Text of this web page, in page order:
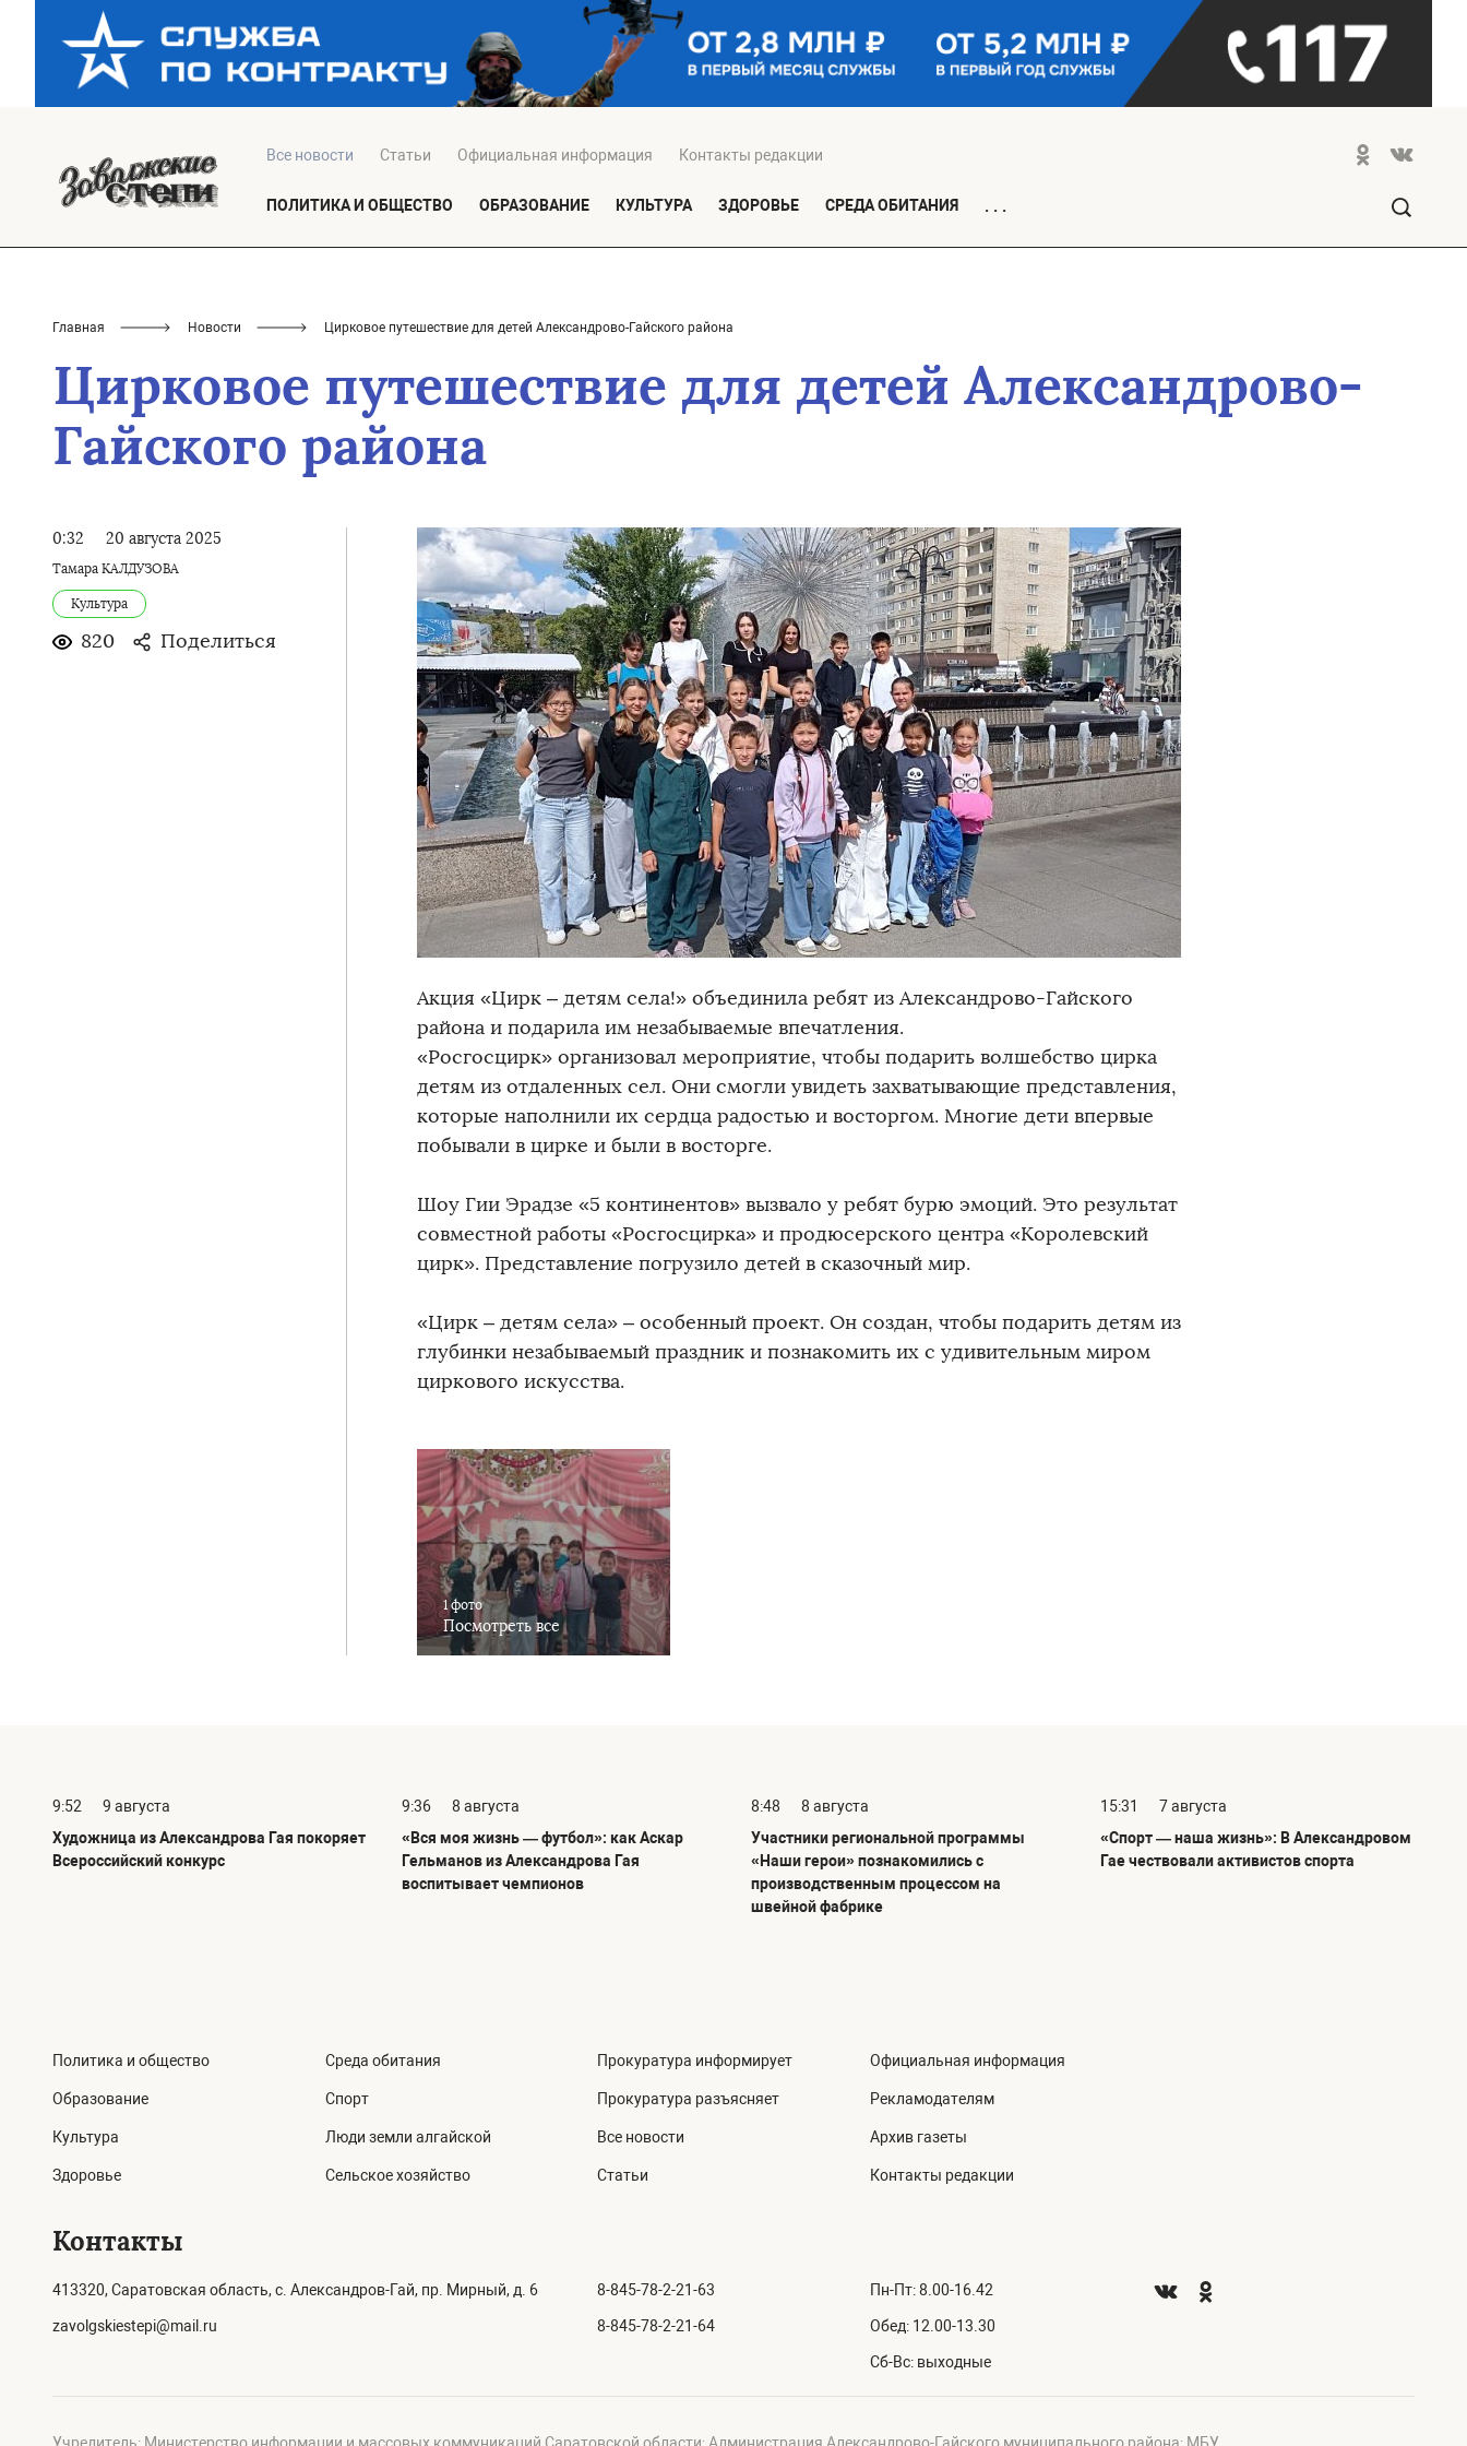
Все новости Статьи Официальная информация Контакты редакции
ПОЛИТИКА И ОБЩЕСТВО ОБРАЗОВАНИЕ КУЛЬТУРА ЗДОРОВЬЕ СРЕДА ОБИТАНИЯ . . .
Главная Новости Цирковое путешествие для детей Александрово-Гайского района
Цирковое путешествие для детей Александрово-
Гайского района
0:32 20 августа 2025
Тамара КАЛДУЗОВА
Культура
820 Поделиться
Акция «Цирк – детям села!» объединила ребят из Александрово-Гайского
района и подарила им незабываемые впечатления.
«Росгосцирк» организовал мероприятие, чтобы подарить волшебство цирка
детям из отдаленных сел. Они смогли увидеть захватывающие представления,
которые наполнили их сердца радостью и восторгом. Многие дети впервые
побывали в цирке и были в восторге.
Шоу Гии Эрадзе «5 континентов» вызвало у ребят бурю эмоций. Это результат
совместной работы «Росгосцирка» и продюсерского центра «Королевский
цирк». Представление погрузило детей в сказочный мир.
«Цирк – детям села» – особенный проект. Он создан, чтобы подарить детям из
глубинки незабываемый праздник и познакомить их с удивительным миром
циркового искусства.
1 фото
Посмотреть все
9:52
9 августа
Художница из Александрова Гая покоряет
Всероссийский конкурс
9:36
8 августа
«Вся моя жизнь — футбол»: как Аскар
Гельманов из Александрова Гая
воспитывает чемпионов
8:48
8 августа
Участники региональной программы
«Наши герои» познакомились с
производственным процессом на
швейной фабрике
15:31
7 августа
«Спорт — наша жизнь»: В Александровом
Гае чествовали активистов спорта
Политика и общество
Образование
Культура
Здоровье
Среда обитания
Спорт
Люди земли алгайской
Сельское хозяйство
Прокуратура информирует
Прокуратура разъясняет
Все новости
Статьи
Официальная информация
Рекламодателям
Архив газеты
Контакты редакции
Контакты
413320, Саратовская область, с. Александров-Гай, пр. Мирный, д. 6
zavolgskiestepi@mail.ru
8-845-78-2-21-63
8-845-78-2-21-64
Пн-Пт: 8.00-16.42
Обед: 12.00-13.30
Сб-Вс: выходные